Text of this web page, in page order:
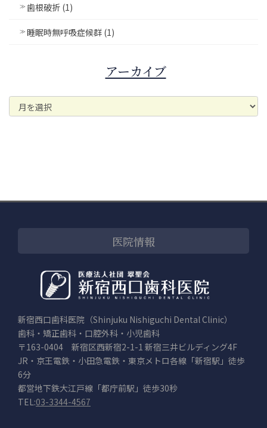
歯根破折 (1)
睡眠時無呼吸症候群 (1)
アーカイブ
ア
ー
医院情報
新宿西口歯科医院（Shinjuku Nishiguchi Dental Clinic）
歯科・矯正歯科・口腔外科・小児歯科
〒163-0404 新宿区西新宿2-1-1 新宿三井ビルディング4F
JR・京王電鉄・小田急電鉄・東京メトロ各線「新宿駅」徒歩
6分
都営地下鉄大江戸線「都庁前駅」徒歩30秒
TEL:03-3344-4567